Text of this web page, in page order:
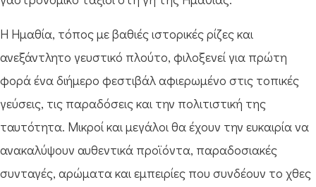
Η Ημαθία, τόπος με βαθιές ιστορικές ρίζες και
ανεξάντλητο γευστικό πλούτο, φιλοξενεί για πρώτη
φορά ένα διήμερο φεστιβάλ αφιερωμένο στις τοπικές
γεύσεις, τις παραδόσεις και την πολιτιστική της
ταυτότητα. Μικροί και μεγάλοι θα έχουν την ευκαιρία να
ανακαλύψουν αυθεντικά προϊόντα, παραδοσιακές
συνταγές, αρώματα και εμπειρίες που συνδέουν το χθες